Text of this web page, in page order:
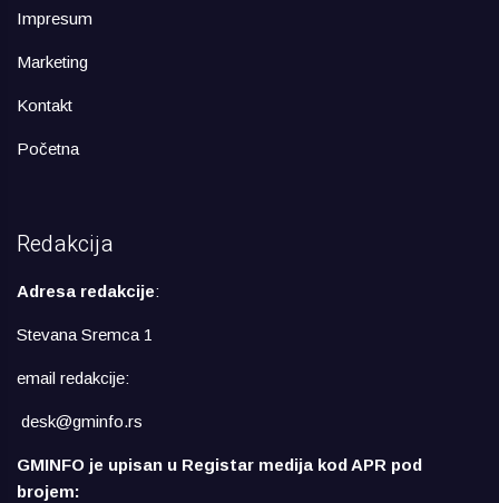
Impresum
Marketing
Kontakt
Početna
Redakcija
Adresa redakcije:
Stevana Sremca 1
email redakcije:
desk@gminfo.rs
GMINFO je upisan u Registar medija kod APR pod
brojem: